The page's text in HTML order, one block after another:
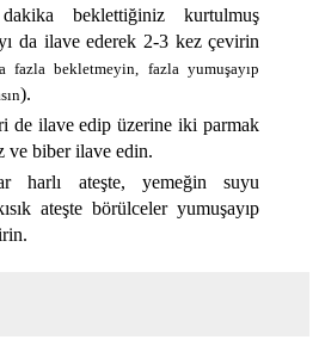
beklettiğiniz kurtulmuş
da ilave ederek 2-3 kez çevirin
fazla bekletmeyin, fazla yumuşayıp
).
de ilave edip üzerine iki parmak
ve biber ilave edin.
harlı ateşte, yemeğin suyu
ateşte börülceler yumuşayıp